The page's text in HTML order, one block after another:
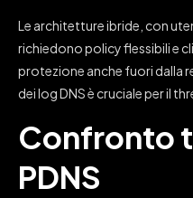
Le architetture ibride, con
richiedono policy flessibili e
protezione anche fuori dalla
dei log DNS è cruciale per il
Confronto
PDNS